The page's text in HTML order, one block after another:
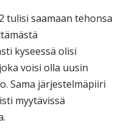
tulisi saamaan tehonsa
kyseessä olisi
voisi olla uusin
Sama järjestelmäpiiri
myytävissä